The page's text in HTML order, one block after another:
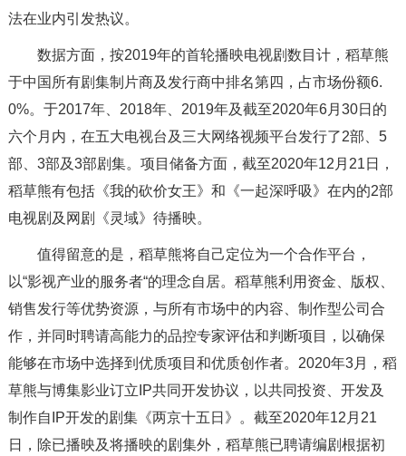
法在业内引发热议。
数据方面，按2019年的首轮播映电视剧数目计，稻草熊
于中国所有剧集制片商及发行商中排名第四，占市场份额6.
0%。于2017年、2018年、2019年及截至2020年6月30日的
六个月内，在五大电视台及三大网络视频平台发行了2部、5
部、3部及3部剧集。项目储备方面，截至2020年12月21日，
稻草熊有包括《我的砍价女王》和《一起深呼吸》在内的2部
电视剧及网剧《灵域》待播映。
值得留意的是，稻草熊将自己定位为一个合作平台，
以“影视产业的服务者“的理念自居。稻草熊利用资金、版权、
销售发行等优势资源，与所有市场中的内容、制作型公司合
作，并同时聘请高能力的品控专家评估和判断项目，以确保
能够在市场中选择到优质项目和优质创作者。2020年3月，稻
草熊与博集影业订立IP共同开发协议，以共同投资、开发及
制作自IP开发的剧集《两京十五日》。截至2020年12月21
日，除已播映及将播映的剧集外，稻草熊已聘请编剧根据初